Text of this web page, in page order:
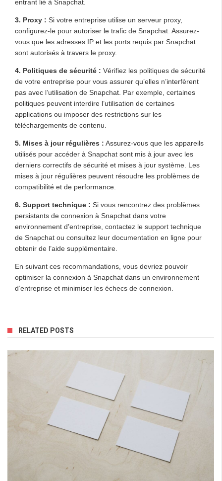
entrant lié à Snapchat.
3. Proxy : Si votre entreprise utilise un serveur proxy,
configurez-le pour autoriser le trafic de Snapchat. Assurez-
vous que les adresses IP et les ports requis par Snapchat
sont autorisés à travers le proxy.
4. Politiques de sécurité : Vérifiez les politiques de sécurité
de votre entreprise pour vous assurer qu’elles n’interfèrent
pas avec l’utilisation de Snapchat. Par exemple, certaines
politiques peuvent interdire l’utilisation de certaines
applications ou imposer des restrictions sur les
téléchargements de contenu.
5. Mises à jour régulières : Assurez-vous que les appareils
utilisés pour accéder à Snapchat sont mis à jour avec les
derniers correctifs de sécurité et mises à jour système. Les
mises à jour régulières peuvent résoudre les problèmes de
compatibilité et de performance.
6. Support technique : Si vous rencontrez des problèmes
persistants de connexion à Snapchat dans votre
environnement d’entreprise, contactez le support technique
de Snapchat ou consultez leur documentation en ligne pour
obtenir de l’aide supplémentaire.
En suivant ces recommandations, vous devriez pouvoir
optimiser la connexion à Snapchat dans un environnement
d’entreprise et minimiser les échecs de connexion.
RELATED POSTS